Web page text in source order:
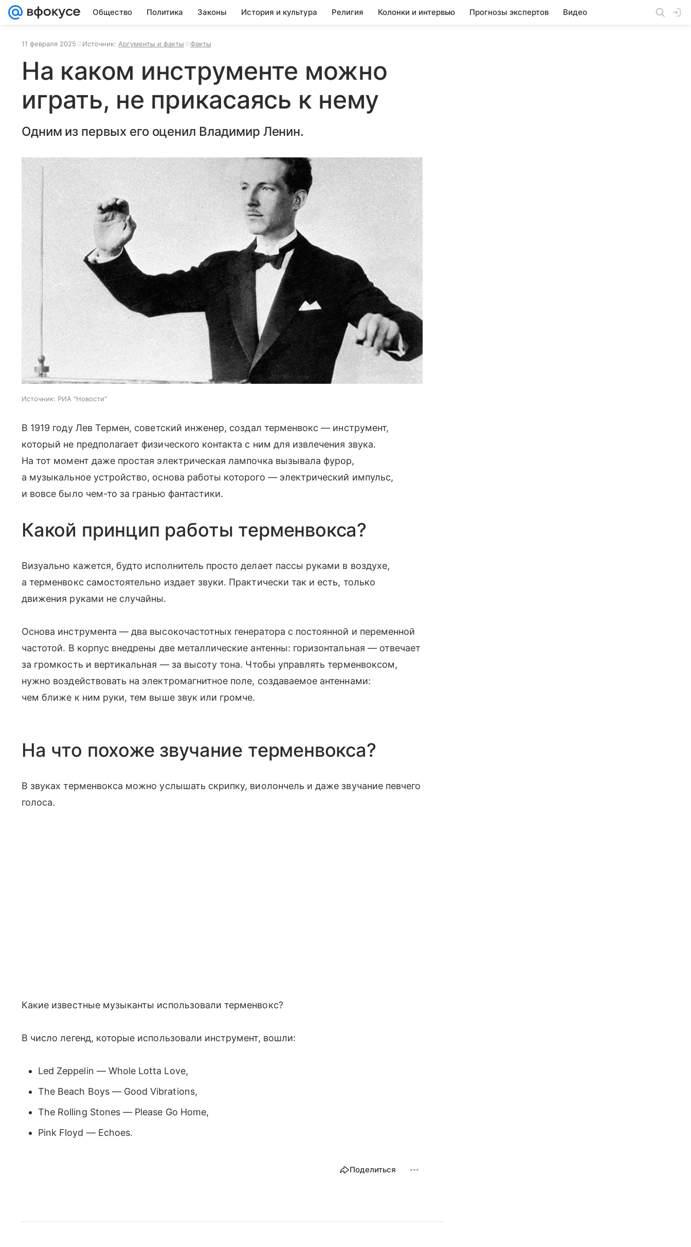
Общество Политика Законы История и культура Религия Колонки и интервью Прогнозы экспертов Видео
11 февраля 2025 Источник: Аргументы и факты Факты
На каком инструменте можно
играть, не прикасаясь к нему
Одним из первых его оценил Владимир Ленин.
Источник: РИА "Новости"
В 1919 году Лев Термен, советский инженер, создал терменвокс — инструмент,
который не предполагает физического контакта с ним для извлечения звука.
На тот момент даже простая электрическая лампочка вызывала фурор,
а музыкальное устройство, основа работы которого — электрический импульс,
и вовсе было чем-то за гранью фантастики.
Какой принцип работы терменвокса?
Визуально кажется, будто исполнитель просто делает пассы руками в воздухе,
а терменвокс самостоятельно издает звуки. Практически так и есть, только
движения руками не случайны.
Основа инструмента — два высокочастотных генератора с постоянной и переменной
частотой. В корпус внедрены две металлические антенны: горизонтальная — отвечает
за громкость и вертикальная — за высоту тона. Чтобы управлять терменвоксом,
нужно воздействовать на электромагнитное поле, создаваемое антеннами:
чем ближе к ним руки, тем выше звук или громче.
На что похоже звучание терменвокса?
В звуках терменвокса можно услышать скрипку, виолончель и даже звучание певчего
голоса.
Какие известные музыканты использовали терменвокс?
В число легенд, которые использовали инструмент, вошли:
Led Zeppelin — Whole Lotta Love,
The Beach Boys — Good Vibrations,
The Rolling Stones — Please Go Home,
Pink Floyd — Echoes.
Поделиться